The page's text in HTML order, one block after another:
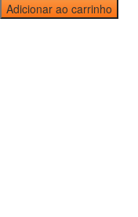
Adicionar ao carrinho